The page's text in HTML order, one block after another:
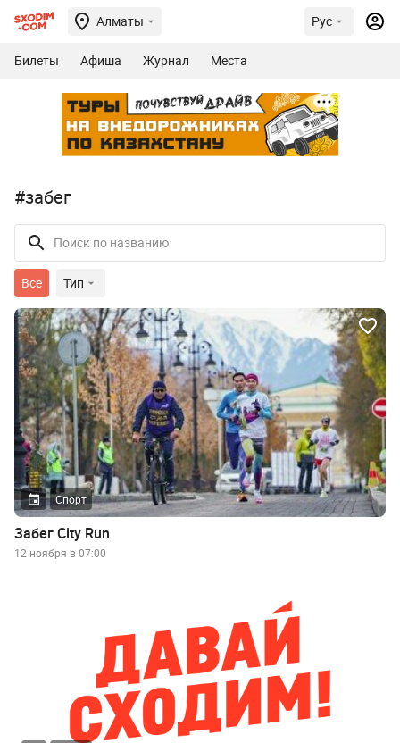
Алматы Рус
Билеты Афиша Журнал Места
#забег
Все Тип
Спорт
Забег City Run
12 ноября в 07:00